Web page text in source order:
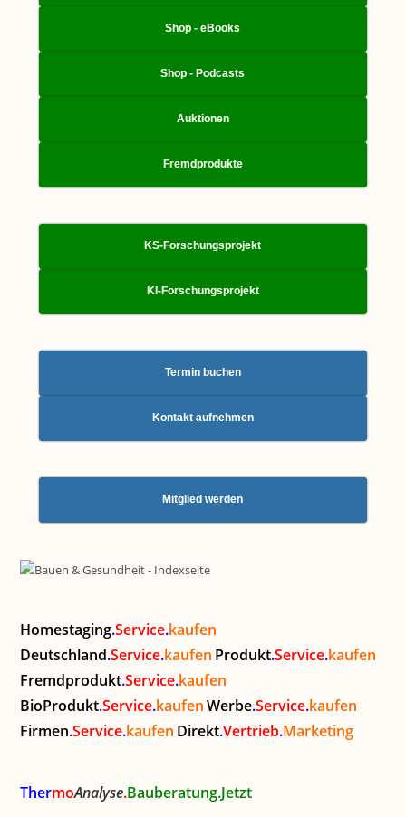
Shop - eBooks
Shop - Podcasts
Auktionen
Fremdprodukte
KS-Forschungsprojekt
KI-Forschungsprojekt
Termin buchen
Kontakt aufnehmen
Mitglied werden
Homestaging.Service.kaufen
Deutschland.Service.kaufen Produkt.Service.kaufen
Fremdprodukt.Service.kaufen
BioProdukt.Service.kaufen Werbe.Service.kaufen
Firmen.Service.kaufen Direkt.Vertrieb.Marketing
ThermoAnalyse.Bauberatung.Jetzt